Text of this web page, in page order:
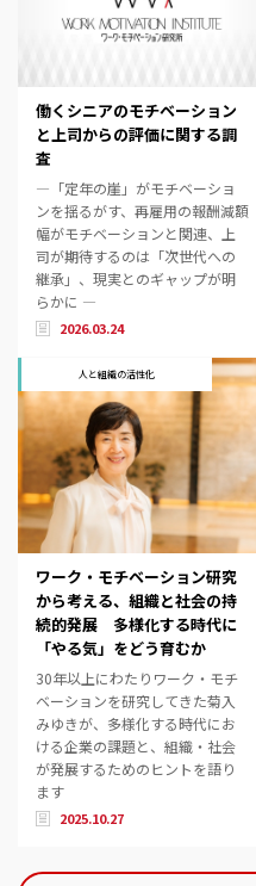
働くシニアのモチベーション
と上司からの評価に関する調
査
―「定年の崖」がモチベーショ
ンを揺るがす、再雇用の報酬減額
幅がモチベーションと関連、上
司が期待するのは「次世代への
継承」、現実とのギャップが明
らかに ―
2026.03.24
人と組織の活性化
ワーク・モチベーション研究
から考える、組織と社会の持
続的発展 ――多様化する時代に
「やる気」をどう育むか
30年以上にわたりワーク・モチ
ベーションを研究してきた菊入
みゆきが、多様化する時代にお
ける企業の課題と、組織・社会
が発展するためのヒントを語り
ます
2025.10.27